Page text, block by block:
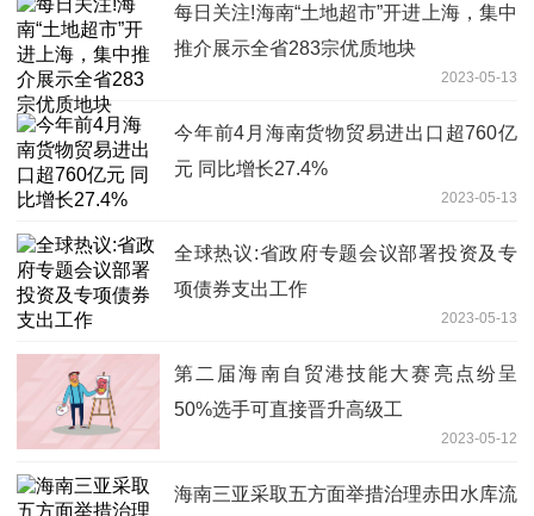
每日关注!海南“土地超市”开进上海，集中
推介展示全省283宗优质地块
2023-05-13
今年前4月海南货物贸易进出口超760亿
元 同比增长27.4%
2023-05-13
全球热议:省政府专题会议部署投资及专
项债券支出工作
2023-05-13
第二届海南自贸港技能大赛亮点纷呈
50%选手可直接晋升高级工
2023-05-12
海南三亚采取五方面举措治理赤田水库流